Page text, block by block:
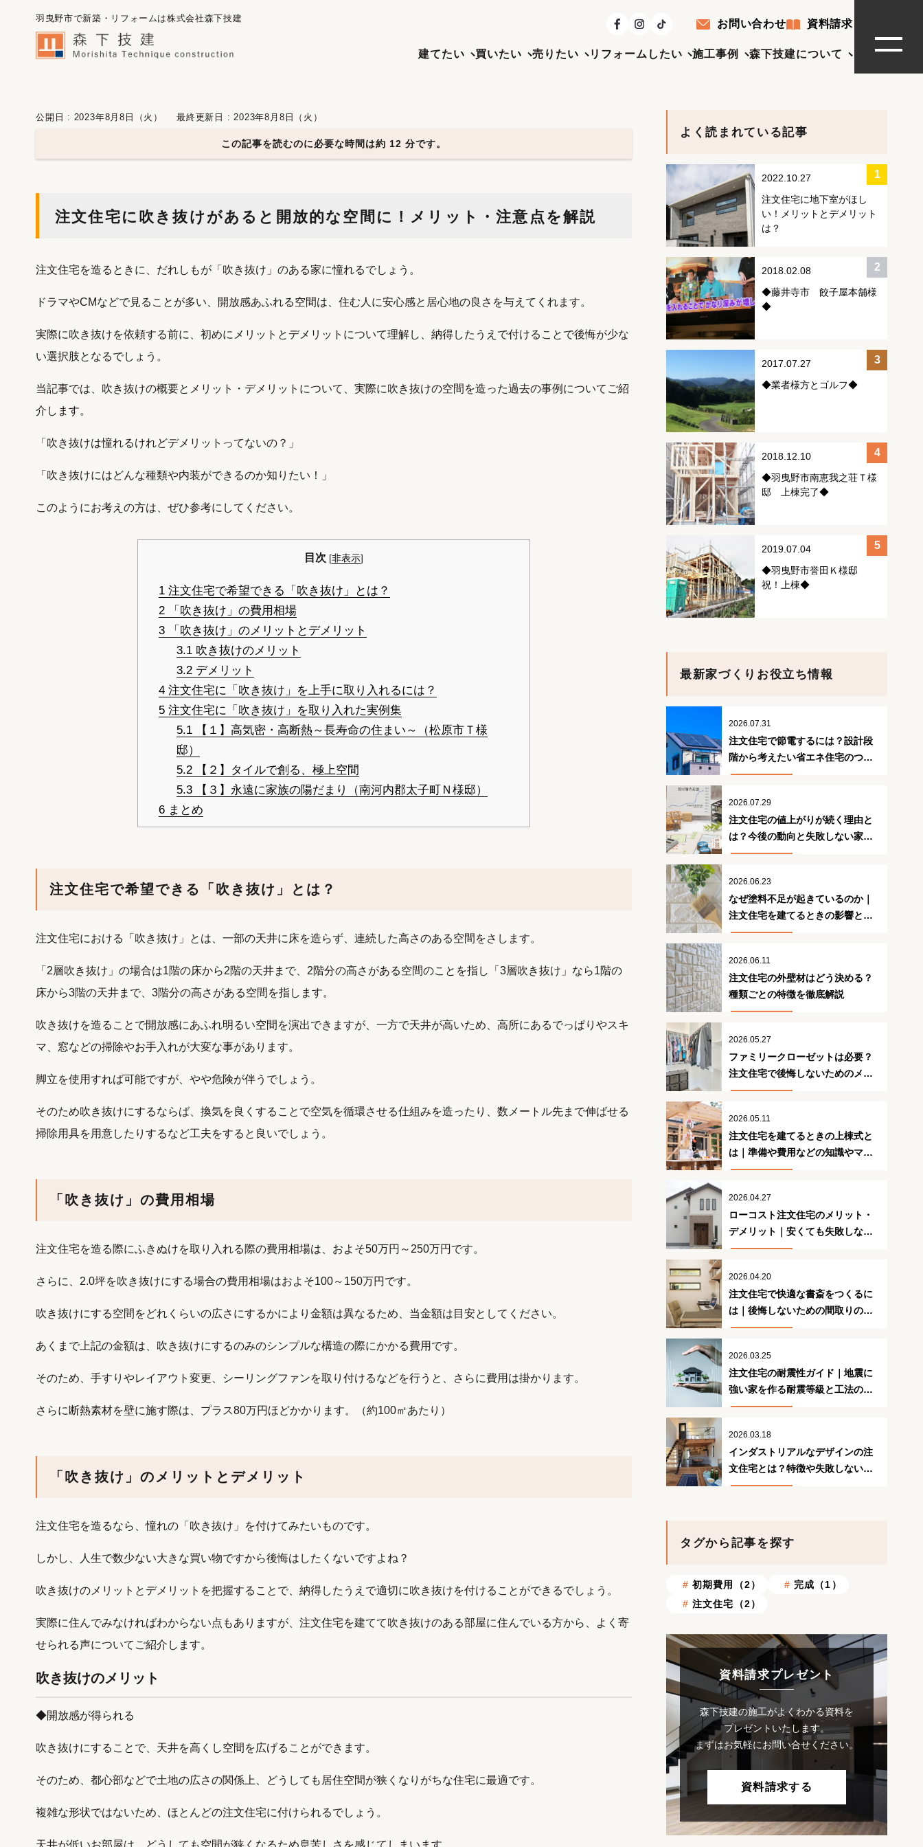
羽曳野市で新築・リフォームは株式会社森下技建 お問い合わせ 資料請求
建てたい 買いたい 売りたい リフォームしたい 施工事例 森下技建について
公開日 : 2023年8月8日（火） 最終更新日 : 2023年8月8日（火）
この記事を読むのに必要な時間は約 12 分です。
注文住宅に吹き抜けがあると開放的な空間に！メリット・注意点を解説
注文住宅を造るときに、だれしもが「吹き抜け」のある家に憧れるでしょう。
ドラマやCMなどで見ることが多い、開放感あふれる空間は、住む人に安心感と居心地の良さを与えてくれます。
実際に吹き抜けを依頼する前に、初めにメリットとデメリットについて理解し、納得したうえで付けることで後悔が少な
い選択肢となるでしょう。
当記事では、吹き抜けの概要とメリット・デメリットについて、実際に吹き抜けの空間を造った過去の事例についてご紹
介します。
「吹き抜けは憧れるけれどデメリットってないの？」
「吹き抜けにはどんな種類や内装ができるのか知りたい！」
このようにお考えの方は、ぜひ参考にしてください。
目次 [非表示]
1 注文住宅で希望できる「吹き抜け」とは？
2 「吹き抜け」の費用相場
3 「吹き抜け」のメリットとデメリット
3.1吹き抜けのメリット
3.2デメリット
4 注文住宅に「吹き抜け」を上手に取り入れるには？
5 注文住宅に「吹き抜け」を取り入れた実例集
5.1【１】高気密・高断熱～長寿命の住まい～（松原市Ｔ様
邸）
5.2【２】タイルで創る、極上空間
5.3【３】永遠に家族の陽だまり（南河内郡太子町Ｎ様邸）
6 まとめ
注文住宅で希望できる「吹き抜け」とは？
注文住宅における「吹き抜け」とは、一部の天井に床を造らず、連続した高さのある空間をさします。
「2層吹き抜け」の場合は1階の床から2階の天井まで、2階分の高さがある空間のことを指し「3層吹き抜け」なら1階の
床から3階の天井まで、3階分の高さがある空間を指します。
吹き抜けを造ることで開放感にあふれ明るい空間を演出できますが、一方で天井が高いため、高所にあるでっぱりやスキ
マ、窓などの掃除やお手入れが大変な事があります。
脚立を使用すれば可能ですが、やや危険が伴うでしょう。
そのため吹き抜けにするならば、換気を良くすることで空気を循環させる仕組みを造ったり、数メートル先まで伸ばせる
掃除用具を用意したりするなど工夫をすると良いでしょう。
「吹き抜け」の費用相場
注文住宅を造る際にふきぬけを取り入れる際の費用相場は、およそ50万円～250万円です。
さらに、2.0坪を吹き抜けにする場合の費用相場はおよそ100～150万円です。
吹き抜けにする空間をどれくらいの広さにするかにより金額は異なるため、当金額は目安としてください。
あくまで上記の金額は、吹き抜けにするのみのシンプルな構造の際にかかる費用です。
そのため、手すりやレイアウト変更、シーリングファンを取り付けるなどを行うと、さらに費用は掛かります。
さらに断熱素材を壁に施す際は、プラス80万円ほどかかります。（約100㎡あたり）
「吹き抜け」のメリットとデメリット
注文住宅を造るなら、憧れの「吹き抜け」を付けてみたいものです。
しかし、人生で数少ない大きな買い物ですから後悔はしたくないですよね？
吹き抜けのメリットとデメリットを把握することで、納得したうえで適切に吹き抜けを付けることができるでしょう。
実際に住んでみなければわからない点もありますが、注文住宅を建てて吹き抜けのある部屋に住んでいる方から、よく寄
せられる声についてご紹介します。
吹き抜けのメリット
◆開放感が得られる
吹き抜けにすることで、天井を高くし空間を広げることができます。
そのため、都心部などで土地の広さの関係上、どうしても居住空間が狭くなりがちな住宅に最適です。
複雑な形状ではないため、ほとんどの注文住宅に付けられるでしょう。
天井が低いお部屋は、どうしても空間が狭くなるため息苦しさを感じてしまいます。
よく読まれている記事
2022.10.27
注文住宅に地下室がほし
い！メリットとデメリット
は？
2018.02.08
◆藤井寺市 餃子屋本舗様
◆
2017.07.27
◆業者様方とゴルフ◆
2018.12.10
◆羽曳野市南恵我之荘Ｔ様
邸 上棟完了◆
2019.07.04
◆羽曳野市誉田Ｋ様邸
祝！上棟◆
最新家づくりお役立ち情報
2026.07.31
注文住宅で節電するには？設計段
階から考えたい省エネ住宅のつく
り方
2026.07.29
注文住宅の値上がりが続く理由と
は？今後の動向と失敗しない家づ
くり
2026.06.23
なぜ塗料不足が起きているのか｜
注文住宅を建てるときの影響と対
策
2026.06.11
注文住宅の外壁材はどう決める？
種類ごとの特徴を徹底解説
2026.05.27
ファミリークローゼットは必要？
注文住宅で後悔しないためのメリ
ット・デメリット
2026.05.11
注文住宅を建てるときの上棟式と
は｜準備や費用などの知識やマナ
ーを解説
2026.04.27
ローコスト注文住宅のメリット・
デメリット｜安くても失敗しない
ための注意点
2026.04.20
注文住宅で快適な書斎をつくるに
は｜後悔しないための間取りの工
夫
2026.03.25
注文住宅の耐震性ガイド｜地震に
強い家を作る耐震等級と工法の正
解
2026.03.18
インダストリアルなデザインの注
文住宅とは？特徴や失敗しないた
めのポイント
タグから記事を探す
初期費用（2）
完成（1）
注文住宅（2）
資料請求プレゼント
森下技建の施工がよくわかる資料を
プレゼントいたします。
まずはお気軽にお問い合せください。
資料請求する